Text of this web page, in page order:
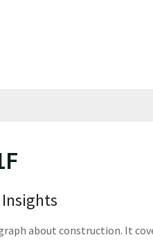
about construction. It